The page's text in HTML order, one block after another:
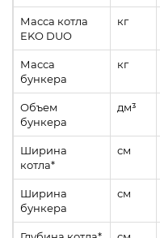
Масса котла
EKO DUO
кг
Масса
бункера
кг
Объем
бункера
дм³
Ширина
котла*
см
Ширина
бункера
см